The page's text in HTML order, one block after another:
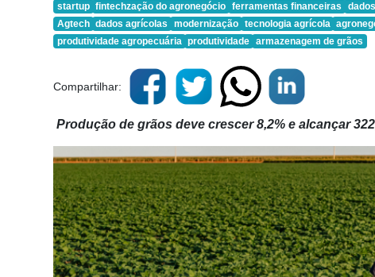
Cadastre-
startup fintechzação do agronegócio ferramentas financeiras dados
Agtech dados agrícolas modernização tecnologia agrícola
produtividade agropecuária produtividade armazenagem de grãos
Compartilhar:
Produção de grãos deve crescer 8,2% e alcançar